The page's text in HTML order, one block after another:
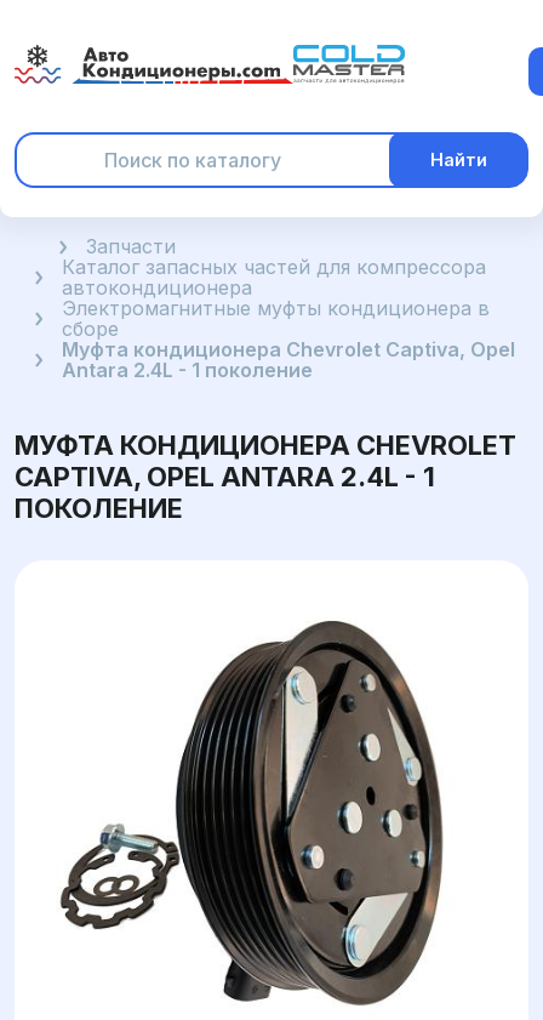
Найти
ГлавнаяЗапчасти
Каталог запасных частей для компрессора
автокондиционера
Электромагнитные муфты кондиционера в
сборе
Муфта кондиционера Chevrolet Captiva, Opel
Antara 2.4L - 1 поколение
МУФТА КОНДИЦИОНЕРА CHEVROLET
CAPTIVA, OPEL ANTARA 2.4L - 1
ПОКОЛЕНИЕ